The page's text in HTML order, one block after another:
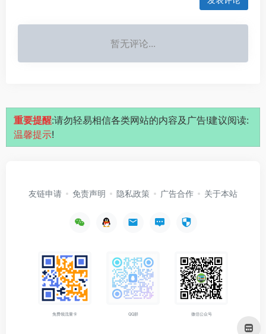
暂无评论...
重要提醒:请勿轻易相信各类网站的内容及广告!建议阅读:
温馨提示!
友链申请 免责声明 隐私政策 广告合作 关于本站
免费领流量卡 QQ群 微信公众号